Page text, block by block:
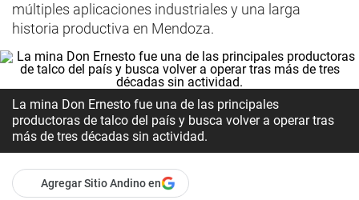
múltiples aplicaciones industriales y una larga
historia productiva en Mendoza.
La mina Don Ernesto fue una de las principales
productoras de talco del país y busca volver a operar tras
más de tres décadas sin actividad.
Agregar Sitio Andino en